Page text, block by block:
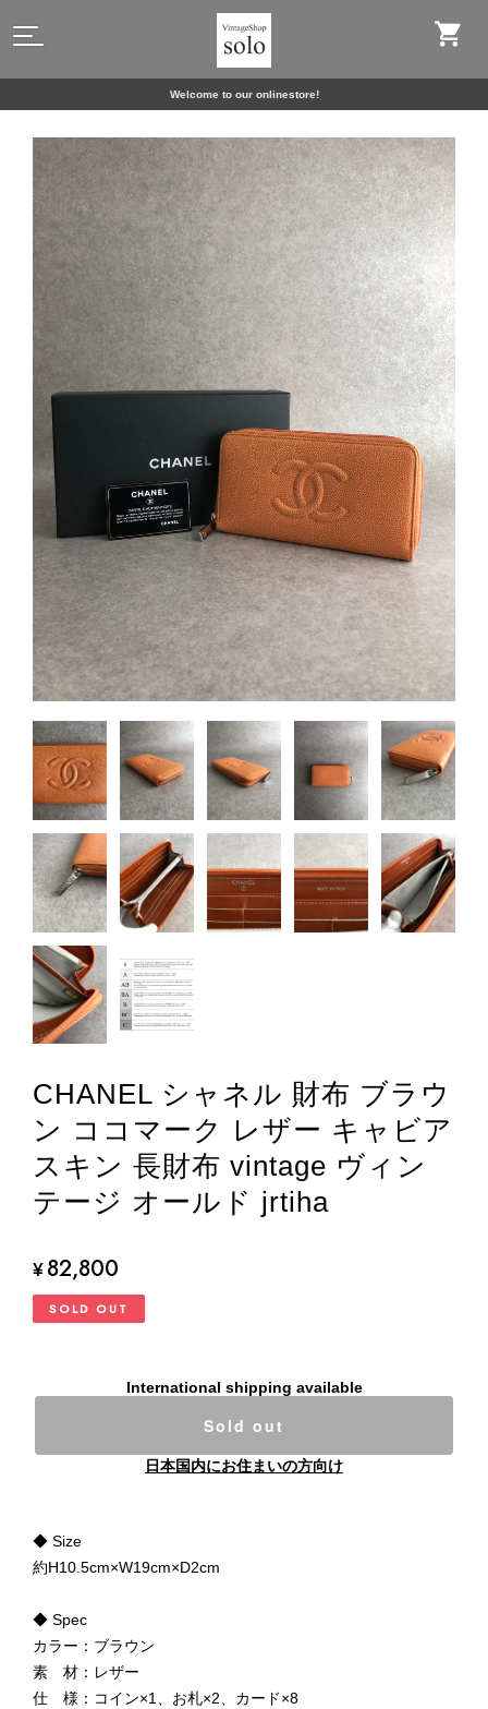
Welcome to our onlinestore!
CHANEL シャネル 財布 ブラウ
ン ココマーク レザー キャビア
スキン 長財布 vintage ヴィン
テージ オールド jrtiha
¥82,800
SOLD OUT
International shipping available
Sold out
日本国内にお住まいの方向け
◆ Size
約H10.5cm×W19cm×D2cm
◆ Spec
カラー：ブラウン
素 材：レザー
仕 様：コイン×1、お札×2、カード×8